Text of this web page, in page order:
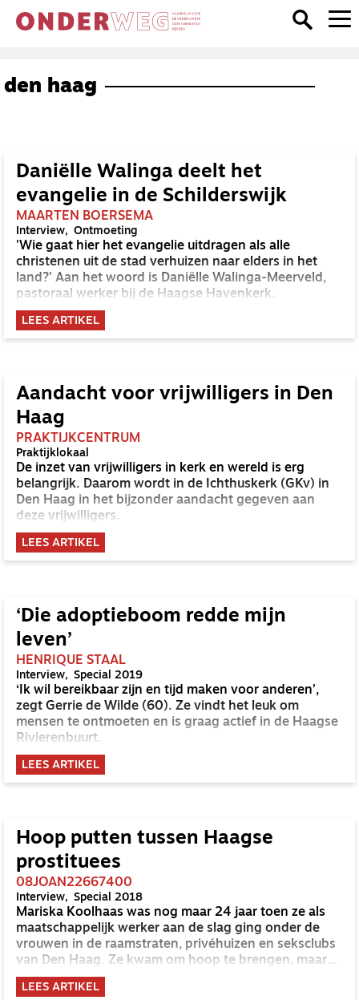
den haag
Daniëlle Walinga deelt het
evangelie in de Schilderswijk
MAARTEN BOERSEMA
Interview Ontmoeting
'Wie gaat hier het evangelie uitdragen als alle
christenen uit de stad verhuizen naar elders in het
land?’ Aan het woord is Daniëlle Walinga-Meerveld,
pastoraal werker bij de Haagse Havenkerk.
LEES ARTIKEL
Aandacht voor vrijwilligers in Den
Haag
PRAKTIJKCENTRUM
Praktijklokaal
De inzet van vrijwilligers in kerk en wereld is erg
belangrijk. Daarom wordt in de Ichthuskerk (GKv) in
Den Haag in het bijzonder aandacht gegeven aan
deze vrijwilligers.
LEES ARTIKEL
‘Die adoptieboom redde mijn
leven’
HENRIQUE STAAL
Interview Special 2019
‘Ik wil bereikbaar zijn en tijd maken voor anderen’,
zegt Gerrie de Wilde (60). Ze vindt het leuk om
mensen te ontmoeten en is graag actief in de Haagse
Rivierenbuurt.
LEES ARTIKEL
Hoop putten tussen Haagse
prostituees
08JOAN22667400
Interview Special 2018
Mariska Koolhaas was nog maar 24 jaar toen ze als
maatschappelijk werker aan de slag ging onder de
vrouwen in de raamstraten, privéhuizen en seksclubs
van Den Haag. Ze kwam om hoop te brengen, maar
ontdekte dat de prostituees haar net zo goed hoop te
bieden hebben. ‘Sommige vrouwen kenden hele
LEES ARTIKEL